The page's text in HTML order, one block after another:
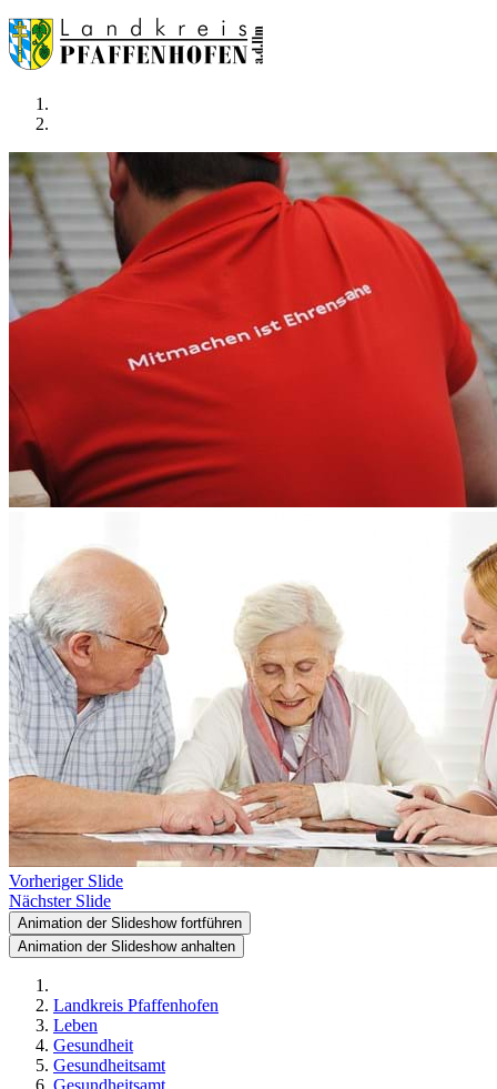
Vorheriger Slide
Nächster Slide
Animation der Slideshow fortführen
Animation der Slideshow anhalten
Landkreis Pfaffenhofen
Leben
Gesundheit
Gesundheitsamt
Gesundheitsamt